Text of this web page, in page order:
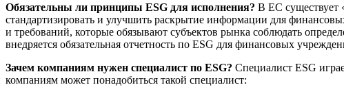
Обязательны ли принципы ESG для исполнения? В ЕС существует
стандартизировать и улучшить раскрытие информации для
и требований, которые обязывают субъектов рынка соблюдать
внедряется обязательная отчетность по ESG для финансовых
Зачем компаниям нужен специалист по ESG? Специалист ESG
компаниям может понадобиться такой специалист: